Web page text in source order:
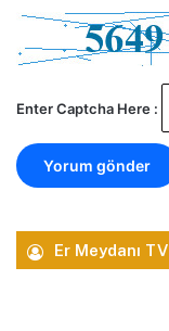
Enter Captcha Here :
Er Meydanı TV